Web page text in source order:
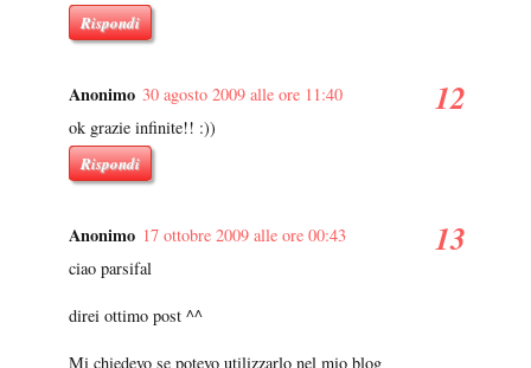
Rispondi
Anonimo 30 agosto 2009 alle ore 11:40
ok grazie infinite!! :))
Rispondi
Anonimo 17 ottobre 2009 alle ore 00:43
ciao parsifal
direi ottimo post ^^
Mi chiedevo se potevo utilizzarlo nel mio blog